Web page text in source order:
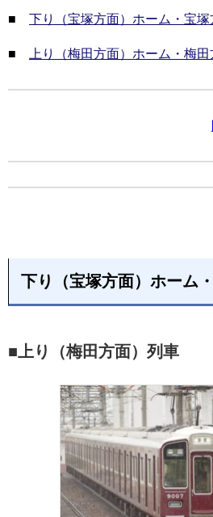
■ 下り（宝塚方面）ホーム・宝塚
■ 上り（梅田方面）ホーム・梅田
下り（宝塚方面）ホーム
■上り（梅田方面）列車